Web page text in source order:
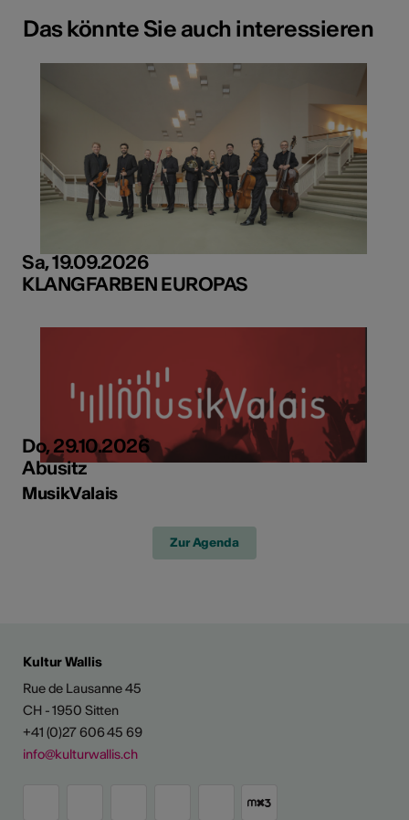
Das könnte Sie auch interessieren
Sa, 19.09.2026
KLANGFARBEN EUROPAS
Do, 29.10.2026
Abusitz
MusikValais
Zur Agenda
Kultur Wallis
Rue de Lausanne 45
CH - 1950 Sitten
+41 (0)27 606 45 69
info@kulturwallis.ch